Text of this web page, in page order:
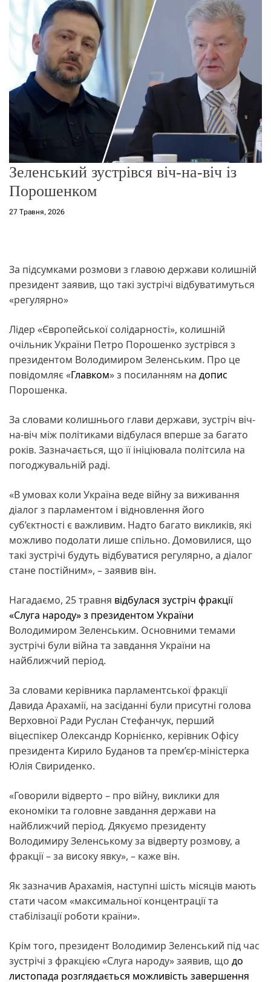
о
р
е
ж
и
м
у
Зеленський зустрівся віч-на-віч із
Порошенком
27 Травня, 2026
За підсумками розмови з главою держави колишній
президент заявив, що такі зустрічі відбуватимуться
«регулярно»
Лідер «Європейської солідарності», колишній
очільник України Петро Порошенко зустрівся з
президентом Володимиром Зеленським. Про це
повідомляє «Главком» з посиланням на допис
Порошенка.
За словами колишнього глави держави, зустріч віч-
на-віч між політиками відбулася вперше за багато
років. Зазначається, що її ініціювала політсила на
погоджувальній раді.
«В умовах коли Україна веде війну за виживання
діалог з парламентом і відновлення його
суб’єктності є важливим. Надто багато викликів, які
можливо подолати лише спільно. Домовилися, що
такі зустрічі будуть відбуватися регулярно, а діалог
стане постійним», – заявив він.
Нагадаємо, 25 травня відбулася зустріч фракції
«Слуга народу» з президентом України
Володимиром Зеленським. Основними темами
зустрічі були війна та завдання України на
найближчий період.
За словами керівника парламентської фракції
Давида Арахамії, на засіданні були присутні голова
Верховної Ради Руслан Стефанчук, перший
віцеспікер Олександр Корнієнко, керівник Офісу
президента Кирило Буданов та прем’єр-міністерка
Юлія Свириденко.
«Говорили відверто – про війну, виклики для
економіки та головне завдання держави на
найближчий період. Дякуємо президенту
Володимиру Зеленському за відверту розмову, а
фракції – за високу явку», – каже він.
Як зазначив Арахамія, наступні шість місяців мають
стати часом «максимальної концентрації та
стабілізації роботи країни».
Крім того, президент Володимир Зеленський під час
зустрічі з фракцією «Слуга народу» заявив, що до
листопада розглядається можливість завершення